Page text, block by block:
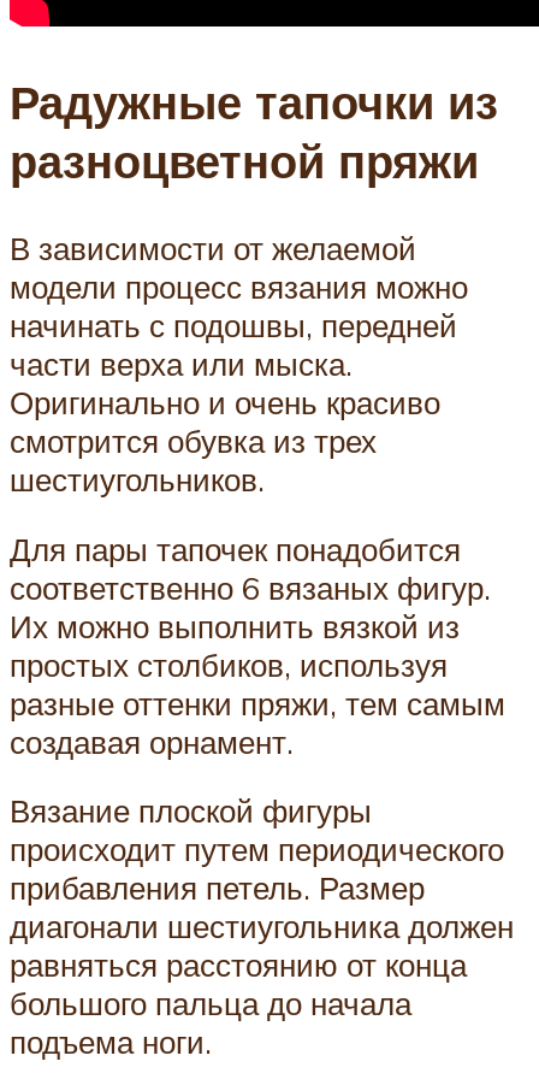
Радужные тапочки из
разноцветной пряжи
В зависимости от желаемой
модели процесс вязания можно
начинать с подошвы, передней
части верха или мыска.
Оригинально и очень красиво
смотрится обувка из трех
шестиугольников.
Для пары тапочек понадобится
соответственно 6 вязаных фигур.
Их можно выполнить вязкой из
простых столбиков, используя
разные оттенки пряжи, тем самым
создавая орнамент.
Вязание плоской фигуры
происходит путем периодического
прибавления петель. Размер
диагонали шестиугольника должен
равняться расстоянию от конца
большого пальца до начала
подъема ноги.